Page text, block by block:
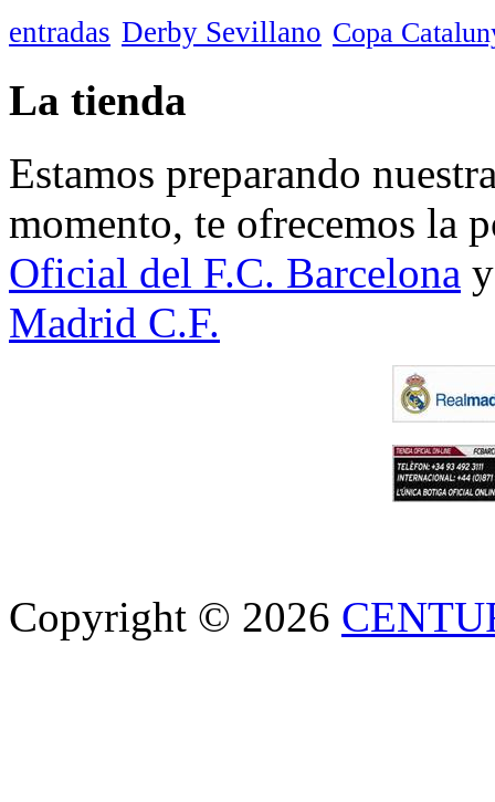
entradas Derby Sevillano Copa
La tienda
Estamos preparando
momento, te ofrecemos la
Oficial del F.C. Barcelona
Madrid C.F.
Copyright © 2026